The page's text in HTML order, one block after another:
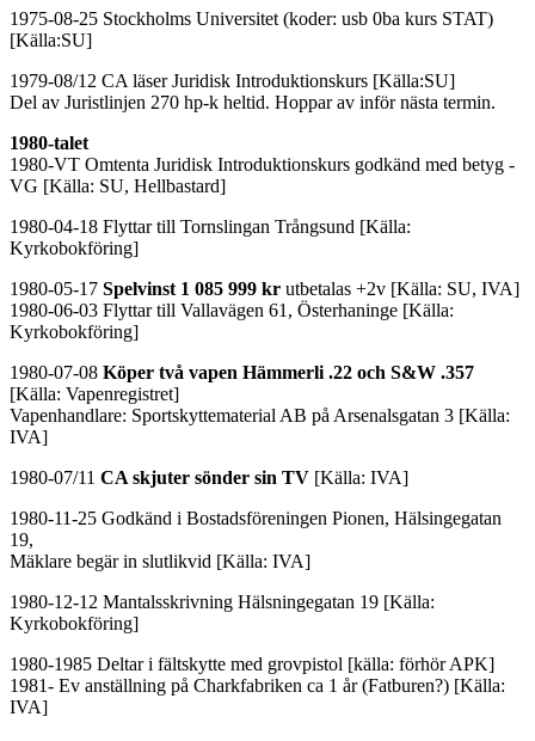
1975-08-25 Stockholms Universitet (koder: usb 0ba kurs STAT)
[Källa:SU]
1979-08/12 CA läser Juridisk Introduktionskurs [Källa:SU]
Del av Juristlinjen 270 hp-k heltid. Hoppar av inför nästa termin.
1980-talet
1980-VT Omtenta Juridisk Introduktionskurs godkänd med betyg -
VG [Källa: SU, Hellbastard]
1980-04-18 Flyttar till Tornslingan Trångsund [Källa:
Kyrkobokföring]
1980-05-17 Spelvinst 1 085 999 kr utbetalas +2v [Källa: SU, IVA]
1980-06-03 Flyttar till Vallavägen 61, Österhaninge [Källa:
Kyrkobokföring]
1980-07-08 Köper två vapen Hämmerli .22 och S&W .357
[Källa: Vapenregistret]
Vapenhandlare: Sportskyttematerial AB på Arsenalsgatan 3 [Källa:
IVA]
1980-07/11 CA skjuter sönder sin TV [Källa: IVA]
1980-11-25 Godkänd i Bostadsföreningen Pionen, Hälsingegatan
19,
Mäklare begär in slutlikvid [Källa: IVA]
1980-12-12 Mantalsskrivning Hälsningegatan 19 [Källa:
Kyrkobokföring]
1980-1985 Deltar i fältskytte med grovpistol [källa: förhör APK]
1981- Ev anställning på Charkfabriken ca 1 år (Fatburen?) [Källa:
IVA]